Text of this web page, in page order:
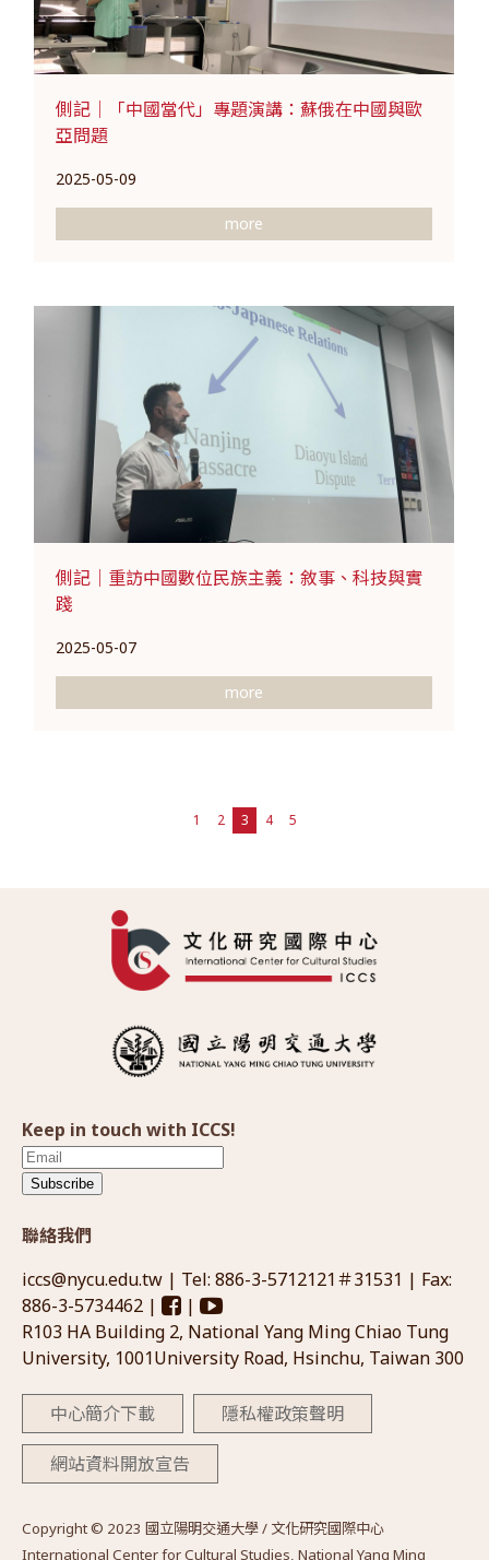
側記｜「中國當代」專題演講：蘇俄在中國與歐
亞問題
2025-05-09
more
側記｜重訪中國數位民族主義：敘事、科技與實
踐
2025-05-07
more
1 2 3 4 5
Keep in touch with ICCS!
Subscribe
聯絡我們
iccs@nycu.edu.tw | Tel: 886-3-5712121＃31531 | Fax:
886-3-5734462 |
|
R103 HA Building 2, National Yang Ming Chiao Tung
University, 1001University Road, Hsinchu, Taiwan 300
中心簡介下載 隱私權政策聲明
網站資料開放宣告
Copyright © 2023 國立陽明交通大學 / 文化研究國際中心
International Center for Cultural Studies, National Yang Ming